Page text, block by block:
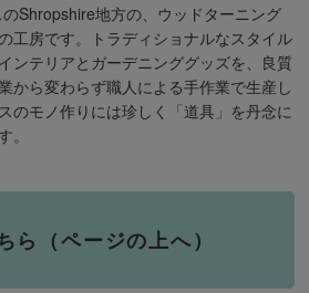
Shropshire地方の、ウッドターニング
工房です。トラディショナルなスタイル
ンテリアとガーデニンググッズを、良質
から変わらず職人による手作業で生産し
のモノ作りには珍しく「道具」を丹念に
ら（ページの上へ）